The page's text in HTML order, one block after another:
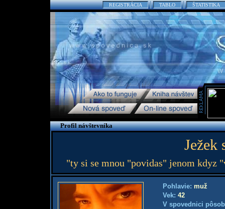
REGISTRÁCIA TABLO ŠTATISTIKA
Profil návštevníka
Ježek
"ty si se mnou "povidas" jenom kdyz
Pohlavie: muž
Vek: 42
V spovednici